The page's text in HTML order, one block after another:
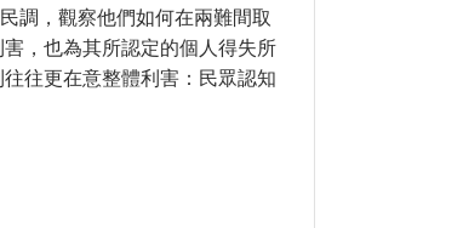
調，觀察他們如何在兩難間取
，也為其所認定的個人得失所
往更在意整體利害：民眾認知
理糾結